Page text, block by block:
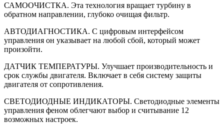
САМООЧИСТКА. Эта технология вращает турбину в
обратном направлении, глубоко очищая фильтр.
АВТОДИАГНОСТИКА. С цифровым интерфейсом
управления он указывает на любой сбой, который может
произойти.
ДАТЧИК ТЕМПЕРАТУРЫ. Улучшает производительность и
срок службы двигателя. Включает в себя систему защиты
двигателя от сопротивления.
СВЕТОДИОДНЫЕ ИНДИКАТОРЫ. Светодиодные элементы
управления феном облегчают выбор и считывание 12
возможных настроек.